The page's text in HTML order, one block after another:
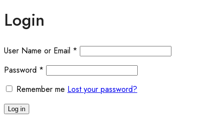
Login
User Name or Email *
Password *
Remember me Lost your password?
Log in